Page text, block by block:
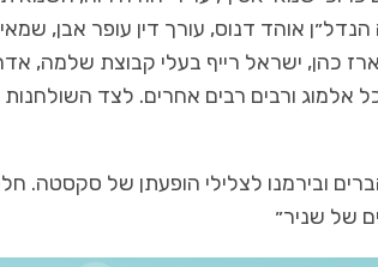
אוהד דנוס, עורך דין עופר אבן,
ארז כהן, ישראל רייף בעלי קבוצת שלמה,
אלמוג ורבים רבים אחרים. לצד
ובירמנו לצלילי הופעתן של סקסטה.
של שניר״